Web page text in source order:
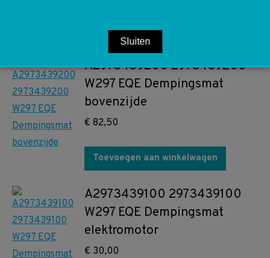
A2973439200 2973439200
W297 EQE Dempingsmat
bovenzijde
€ 82,50
Toevoegen aan winkelwagen
A2973439100 2973439100
W297 EQE Dempingsmat
elektromotor
€ 30,00
Sluiten